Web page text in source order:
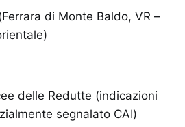
di Monte Baldo, VR –
delle Redutte (indicazioni
segnalato CAI)